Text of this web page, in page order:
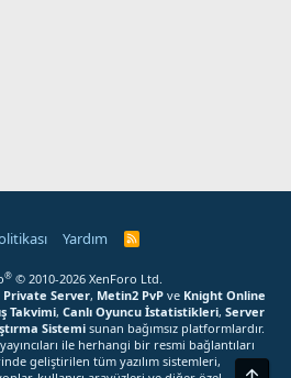
Yardım
S
T
U
R
K
R
S
® © 2010-2026 XenForo Ltd.
Private Server, Metin2 PvP ve Knight Online
Takvimi, Canlı Oyuncu İstatistikleri, Server
Sistemi sunan bağımsız platformlardır.
ile herhangi bir resmi bağlantıları
geliştirilen tüm yazılım sistemleri,